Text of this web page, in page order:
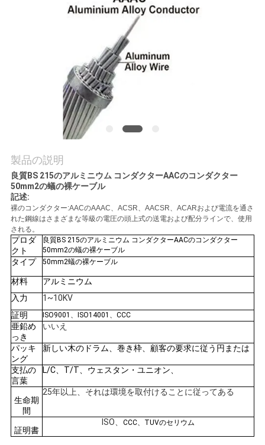
連
絡
し
な
さ
い
ニ
ュ
ー
ス
引
製品の説明
良質BS 215のアルミニウム コンダクターAACのコンダクター
50mm2の蟻の裸ケーブル
記述:
裸のコンダクター:AACのAAAC、ACSR、AACSR、ACARおよび電流を通さ
れた鋼線はさまざまな等級の電圧の頭上式の送電および配分ラインで、使用
される。
プロダ
クト
良質BS 215のアルミニウム コンダクターAACのコンダクター
50mm2の蟻の裸ケーブル
タイプ 50mm2蟻の裸ケーブル
材料
アルミニウム
入力
1~10KV
証明
ISO9001、ISO14001、CCC
亜鉛め
っき
いいえ
パッキ
ング
新しい木のドラム、巻き枠、顧客の要求に従う円または
支払の
言葉
L/C、T/T、ウェスタン・ユニオン、
生命期
間
25年以上、それは環境を取付けることに従ってある
証明書
ISO、 CCC、TUVのセリウム